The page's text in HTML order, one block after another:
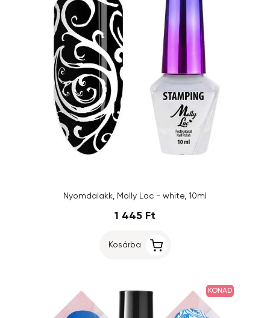
Nyomdalakk, Molly Lac - white, 10ml
1 445 Ft
Kosárba
KONAD